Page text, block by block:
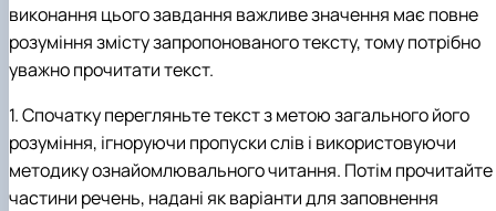
виконання цього завдання важливе значення має повне
розуміння змісту запропонованого тексту, тому потрібно
уважно прочитати текст.
1. Спочатку перегляньте текст з метою загального його
розуміння, ігноруючи пропуски слів і використовуючи
методику ознайомлювального читання. Потім прочитайте
частини речень, надані як варіанти для заповнення